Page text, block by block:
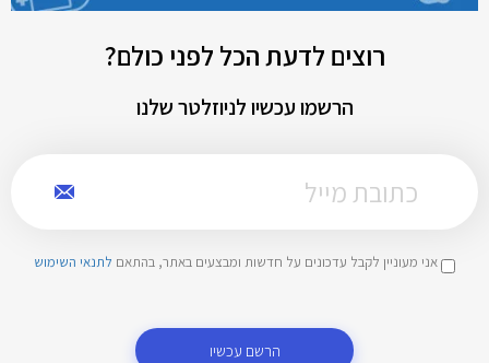
רוצים לדעת הכל לפני כולם?
הרשמו עכשיו לניוזלטר שלנו
אני מעוניין לקבל עדכונים על חדשות ומבצעים באתר, בהתאם לתנאי השימוש
הרשם עכשיו